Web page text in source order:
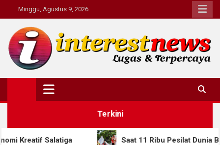
to
content
Minggu, Agustus 9, 2026
Interestnews.or.id
Terkini
Saat 11 Ribu Pesilat Dunia Berkumpul di